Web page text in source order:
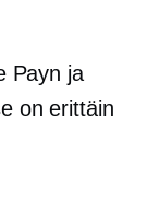
Payn ja
on erittäin